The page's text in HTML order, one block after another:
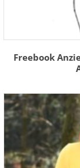
Freebook